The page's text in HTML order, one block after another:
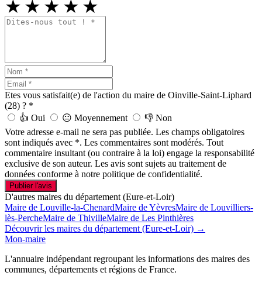
★ ★ ★ ★ ★
Etes vous satisfait(e) de l'action du maire de Oinville-Saint-Liphard
(28) ? *
👍 Oui 😐 Moyennement 👎 Non
Votre adresse e-mail ne sera pas publiée. Les champs obligatoires
sont indiqués avec *. Les commentaires sont modérés. Tout
commentaire insultant (ou contraire à la loi) engage la responsabilité
exclusive de son auteur. Les avis sont sujets au traitement de
données conforme à notre politique de confidentialité.
Publier l'avis
D'autres maires du département (Eure-et-Loir)
Maire de Louville-la-ChenardMaire de YèvresMaire de Louvilliers-
lès-PercheMaire de ThivilleMaire de Les Pinthières
Découvrir les maires du département (Eure-et-Loir) →
Mon-maire
L'annuaire indépendant regroupant les informations des maires des
communes, départements et régions de France.